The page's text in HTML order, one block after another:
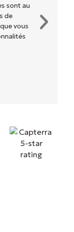
Toutes les
sont clairement
et il est
»
Solutions